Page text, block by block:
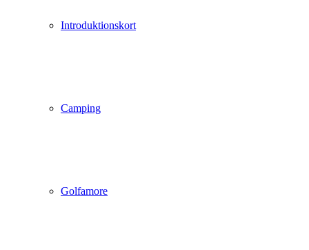
Introduktionskort
Camping
Golfamore